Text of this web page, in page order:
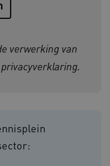
verwerking van
privacyverklaring.